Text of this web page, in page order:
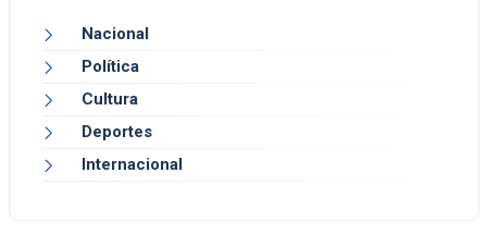
Nacional
Política
Cultura
Deportes
Internacional